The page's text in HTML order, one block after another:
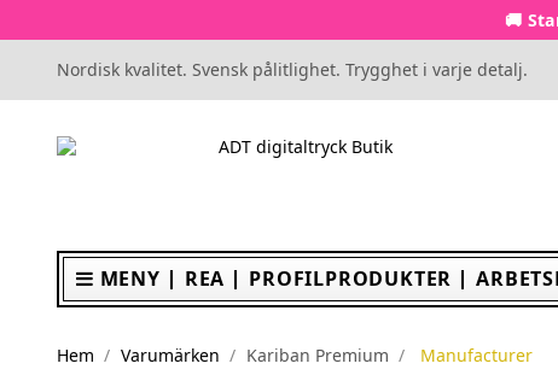
🚚
Nordisk kvalitet. Svensk pålitlighet. Trygghet i varje detalj.
MENY REA PROFILPRODUKTER
Hem Varumärken Kariban Premium Manufacturer